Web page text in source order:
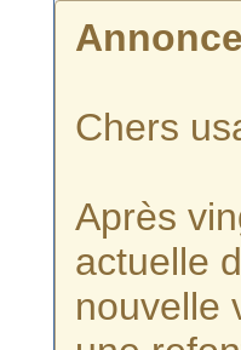
Annonce
Chers
Après
actuelle
nouvelle